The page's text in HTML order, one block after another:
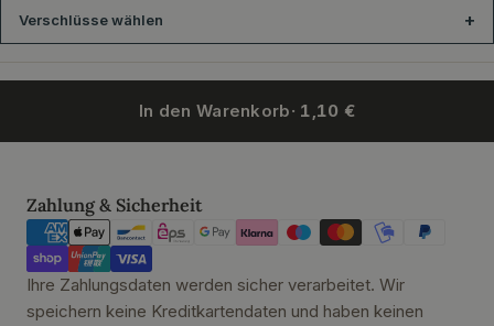
Verschlüsse wählen
In den Warenkorb· 1,10 €
Zahlung & Sicherheit
Zahlungsmethoden
Ihre Zahlungsdaten werden sicher verarbeitet. Wir
speichern keine Kreditkartendaten und haben keinen